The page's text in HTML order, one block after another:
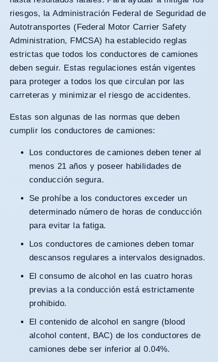
riesgos, laAdministración Federal de Seguridad de
Autotransportes (Federal Motor Carrier Safety
Administration, FMCSA) ha establecido reglas
estrictas que todos los conductores de camiones
deben seguir. Estas regulaciones están vigentes
para proteger a todos los que circulan por las
carreteras y minimizar el riesgo de accidentes.
Estas son algunas de las normas que deben
cumplir los conductores de camiones:
Los conductores de camiones deben tener al
menos 21 años y poseer habilidades de
conducción segura.
Se prohíbe a los conductores exceder un
determinado número de horas de conducción
para evitar la fatiga.
Los conductores de camiones deben tomar
descansos regulares a intervalos designados.
El consumo de alcohol en las cuatro horas
previas a la conducción está estrictamente
prohibido.
El contenido de alcohol en sangre (blood
alcohol content, BAC) de los conductores de
camiones debe ser inferior al 0.04%.